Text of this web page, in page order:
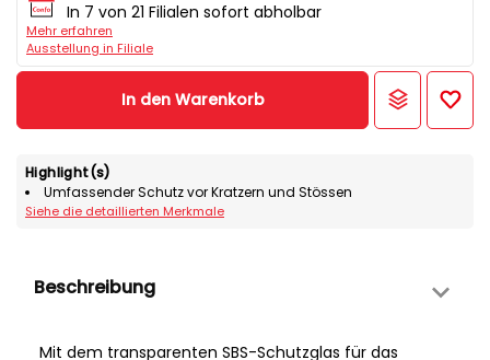
In 7 von 21 Filialen sofort abholbar
Mehr erfahren
Ausstellung in Filiale
In den Warenkorb
Highlight(s)
Umfassender Schutz vor Kratzern und Stössen
Siehe die detaillierten Merkmale
Beschreibung
Mit dem transparenten SBS-Schutzglas für das